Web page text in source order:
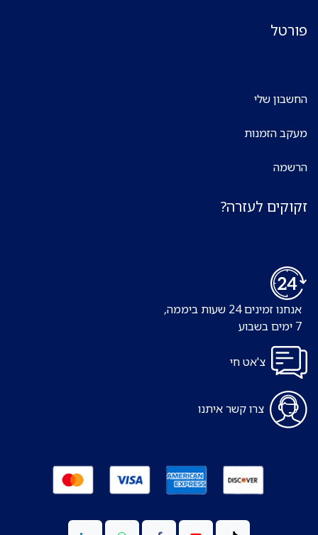
פורטל
החשבון שלי
מעקב הזמנות
הרשמה
זקוקים לעזרה?
אנחנו זמינים 24 שעות ביממה,
צ'אט חי
צרו קשר איתנו